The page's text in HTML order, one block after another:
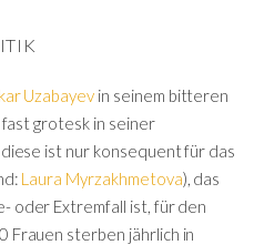
Uzabayev in seinem bitteren
grotesk in seiner
ist nur konsequent für das
Laura Myrzakhmetova), das
oder Extremfall ist, für den
Frauen sterben jährlich in